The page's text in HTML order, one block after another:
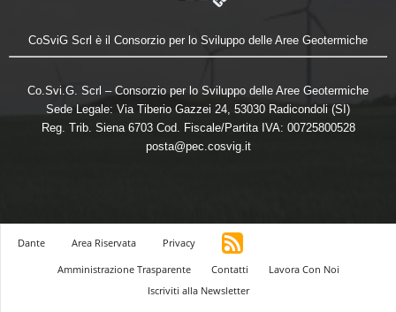
CoSviG Scrl è il Consorzio per lo Sviluppo delle Aree Geotermiche
Co.Svi.G. Scrl – Consorzio per lo Sviluppo delle Aree Geotermiche
Sede Legale: Via Tiberio Gazzei 24, 53030 Radicondoli (SI)
Reg. Trib. Siena 6703 Cod. Fiscale/Partita IVA: 00725800528
posta@pec.cosvig.it
Dante Area Riservata
Privacy
Amministrazione Trasparente
Contatti
Lavora Con Noi
Iscriviti alla Newsletter